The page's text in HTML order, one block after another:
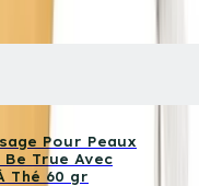
Pour Peaux
True Avec
Thé 60 gr